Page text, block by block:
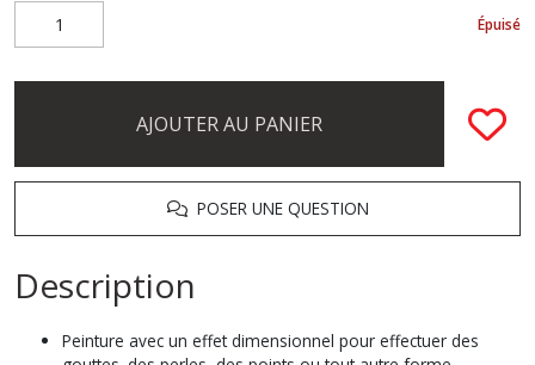
Épuisé
AJOUTER AU PANIER
POSER UNE QUESTION
Description
Peinture avec un effet dimensionnel pour effectuer des